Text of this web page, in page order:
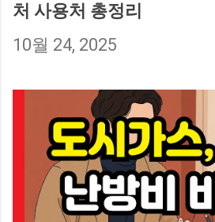
처 사용처 총정리
10월 24, 2025